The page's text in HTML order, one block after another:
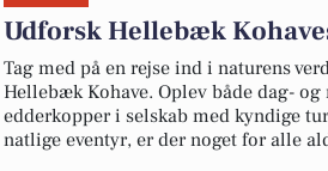
Udforsk Hellebæk
Tag med på en rejse ind i naturens
Hellebæk Kohave. Oplev både dag-
edderkopper i selskab med kyndige
natlige eventyr, er der noget for alle